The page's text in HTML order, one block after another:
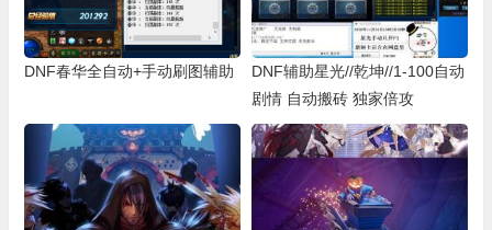
DNF春华全自动+手动刷图辅助
DNF辅助星光//乾坤//1-100自动
剧情 自动搬砖 独家倍攻